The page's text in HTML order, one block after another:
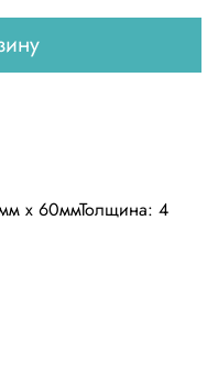
х 60ммТолщина: 4